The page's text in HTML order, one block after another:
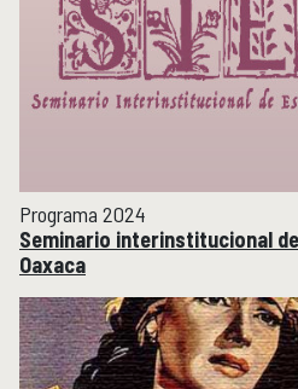
Programa 2024
Seminario interinstitucional
Oaxaca